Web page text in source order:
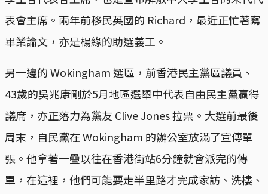
表會主席。兩年前移民英國的 Richard，最近正忙著寫
畢業論文，亦是楊緣的助選義工。
另一邊的 Wokingham 選區，前香港民主黨區議員、
43歲的吳兆康剛於5月地區選舉中代表自由民主黨贏得
議席，亦正落力為黨友 Clive Jones 拉票。大選前最後
周末，自民黨在 Wokingham 的辦公室放滿了宣傳單
張。他拿著一疊以往在香港街站6分鐘就會派完的傳
單，在這裡，他們可能要走半里路才完成家訪、洗樓、